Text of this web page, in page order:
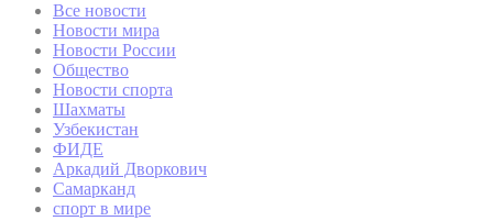
Все новости
Новости мира
Новости России
Общество
Новости спорта
Шахматы
Узбекистан
ФИДЕ
Аркадий Дворкович
Самарканд
спорт в мире